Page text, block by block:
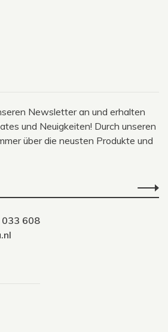
Newsletter an und erhalten
und Neuigkeiten! Durch unseren
über die neusten Produkte und
608